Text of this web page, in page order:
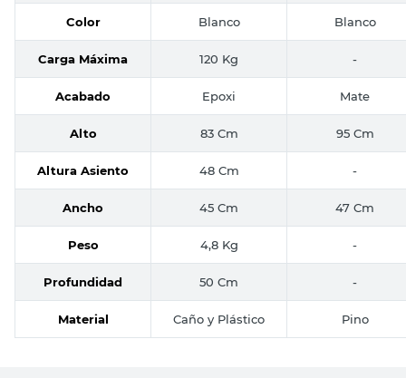
Color Blanco Blanco
Carga Máxima 120 Kg -
Acabado Epoxi Mate
Alto 83 Cm 95 Cm
Altura Asiento 48 Cm -
Ancho 45 Cm 47 Cm
Peso 4,8 Kg -
Profundidad 50 Cm -
Material Caño y Plástico Pino